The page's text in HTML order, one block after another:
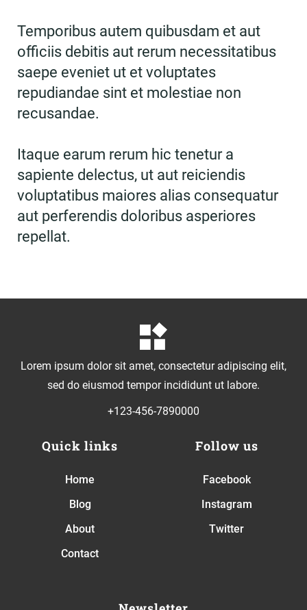
Temporibus autem quibusdam et aut
officiis debitis aut rerum necessitatibus
saepe eveniet ut et voluptates
repudiandae sint et molestiae non
recusandae.
Itaque earum rerum hic tenetur a
sapiente delectus, ut aut reiciendis
voluptatibus maiores alias consequatur
aut perferendis doloribus asperiores
repellat.
Lorem ipsum dolor sit amet, consectetur adipiscing elit,
sed do eiusmod tempor incididunt ut labore.
+123-456-7890000
Quick links
Home
Blog
About
Contact
Follow us
Facebook
Instagram
Twitter